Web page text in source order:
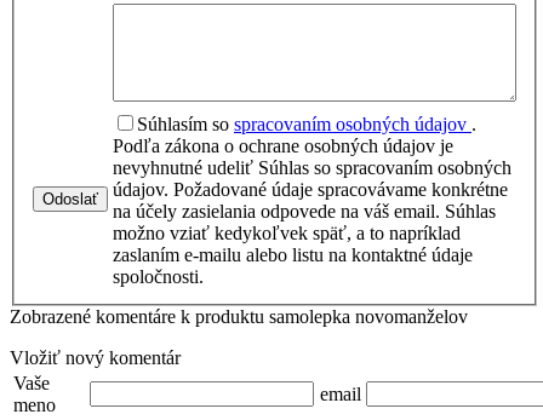
Odoslať
Súhlasím so spracovaním osobných údajov .
Podľa zákona o ochrane osobných údajov je
nevyhnutné udeliť Súhlas so spracovaním osobných
údajov. Požadované údaje spracovávame konkrétne
na účely zasielania odpovede na váš email. Súhlas
možno vziať kedykoľvek späť, a to napríklad
zaslaním e-mailu alebo listu na kontaktné údaje
spoločnosti.
Zobrazené komentáre k produktu samolepka novomanželov
Vložiť nový komentár
Vaše
meno
email